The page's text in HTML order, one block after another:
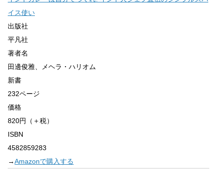
イス使い
出版社
平凡社
著者名
田邊俊雅、メヘラ・ハリオム
新書
232ページ
価格
820円（＋税）
ISBN
4582859283
→Amazonで購入する